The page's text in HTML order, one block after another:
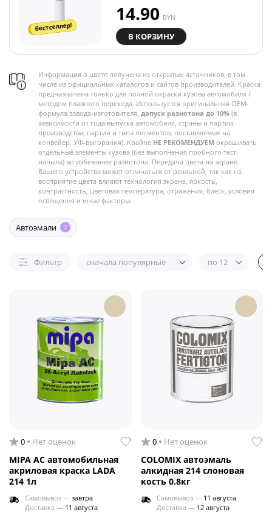
бестселлер!
14.90 BYN
В КОРЗИНУ
Информация о цвете получена из открытых источников, в том
числе из официальных каталогов и сайтов производителей. Краска
предназначена только для полной окраски кузова автомобиля /
методом плавного перехода. Используется оригинальная OEM-
формула завода-изготовителя, допуск разнотона до 10% (в
зависимости от года выпуска автомобиля, страны и партии
производства, партии и типа пигментов, поставляемых на
конвейер, УФ-выгорания). Крайне НЕ РЕКОМЕНДУЕМ окрашивать
отдельные элементы кузова (без выполнения пробного тест-
напыла) во избежание разнотона. Передача цвета на экране
Вашего устройства может отличаться от реальной, так как на
восприятие цвета влияют технология экрана, яркость,
контрастность, цветовая температура, отражения, блеск, условия
освещения и иные факторы.
Автоэмали 2
Фильтр сначала популярные по 12
0 Нет оценок
MIPA AC автомобильная
акриловая краска LADA
214 1л
Самовывоз — завтра
Доставка — 11 августа
0 Нет оценок
COLOMIX автоэмаль
алкидная 214 слоновая
кость 0.8кг
Самовывоз — 11 августа
Доставка — 12 августа